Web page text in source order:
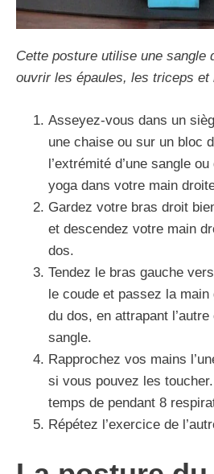
Cette posture utilise une sangle
ouvrir les épaules, les triceps et
Asseyez-vous dans un
une chaise ou sur un bloc
l’extrémité d’une sangle
yoga dans votre main
Gardez votre bras droit
et descendez votre main
dos.
Tendez le bras gauche
le coude et passez la main
du dos, en attrapant
sangle.
Rapprochez vos mains
si vous pouvez les
temps de pendant 8
Répétez l’exercice de